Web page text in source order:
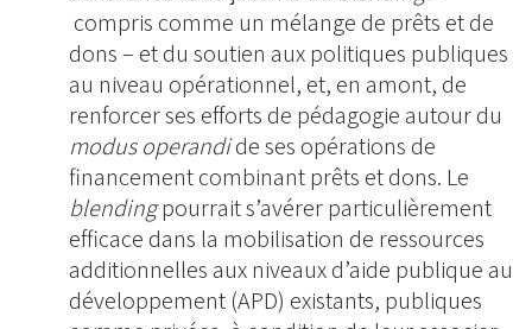
compris comme un mélange de prêts et de
dons – et du soutien aux politiques publiques
au niveau opérationnel, et, en amont, de
renforcer ses efforts de pédagogie autour du
modus operandide ses opérations de
financement combinant prêts et dons. Le
blendingpourrait s’avérer particulièrement
efficace dans la mobilisation de ressources
additionnelles aux niveaux d’aide publique au
développement (APD) existants, publiques